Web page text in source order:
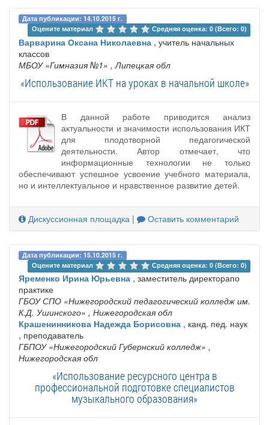
Дата публикации: 14.10.2015 г.
Оцените материал
Средняя оценка: 0 (Всего: 0)
Варварина Оксана Николаевна , учитель начальных
классов
МБОУ «Гимназия №1» , Липецкая обл
«Использование ИКТ на уроках в начальной школе»
В данной работе приводится анализ
актуальности и значимости использования ИКТ
для плодотворной педагогической
деятельности. Автор отмечает, что
информационные технологии не только
обеспечивают успешное усвоение учебного материала,
но и интеллектуальное и нравственное развитие детей.
Дискуссионная площадка | Оставить комментарий
Дата публикации: 15.10.2015 г.
Оцените материал
Средняя оценка: 0 (Всего: 0)
Яременко Ирина Юрьевна , заместитель директорапо
практике
ГБОУ СПО «Нижегородский педагогический колледж им.
К.Д. Ушинского» , Нижегородская обл
Крашенинникова Надежда Борисовна , канд. пед. наук
, преподаватель
ГБПОУ «Нижегородский Губернский колледж» ,
Нижегородская обл
«Использование ресурсного центра в
профессиональной подготовке специалистов
музыкального образования»